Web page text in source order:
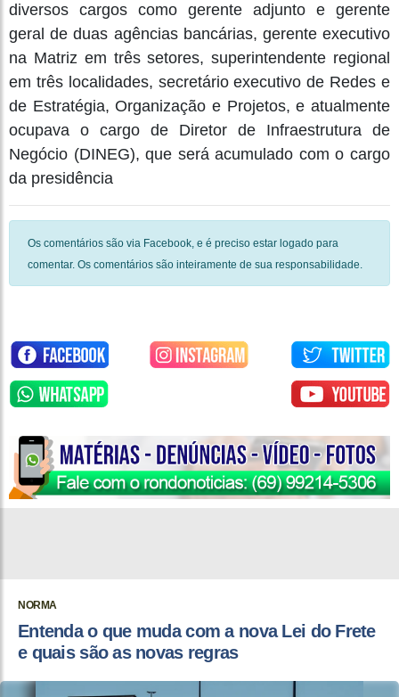
diversos cargos como gerente adjunto e gerente
geral de duas agências bancárias, gerente executivo
na Matriz em três setores, superintendente regional
em três localidades, secretário executivo de Redes e
de Estratégia, Organização e Projetos, e atualmente
ocupava o cargo de Diretor de Infraestrutura de
Negócio (DINEG), que será acumulado com o cargo
da presidência
Os comentários são via Facebook, e é preciso estar logado para
comentar. Os comentários são inteiramente de sua responsabilidade.
NORMA
Entenda o que muda com a nova Lei do Frete
e quais são as novas regras